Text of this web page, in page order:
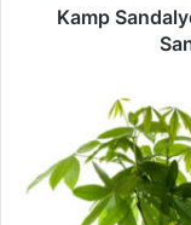
Kamp
Bakımı